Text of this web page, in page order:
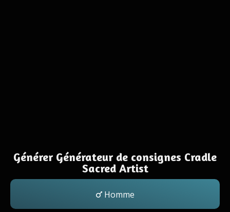
Générer Générateur de consignes Cradle
Sacred Artist
Homme